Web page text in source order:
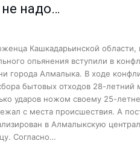
водой и ...
«Ammofos-Max...
АГМК...
надо…
Кашкадарьинской области,
опьянения вступили в
города Алмалыка. В ходе
бытовых отходов 28-летний
ударов ножом своему 25-
с места происшествия. А
в Алмалыкскую
Согласно…